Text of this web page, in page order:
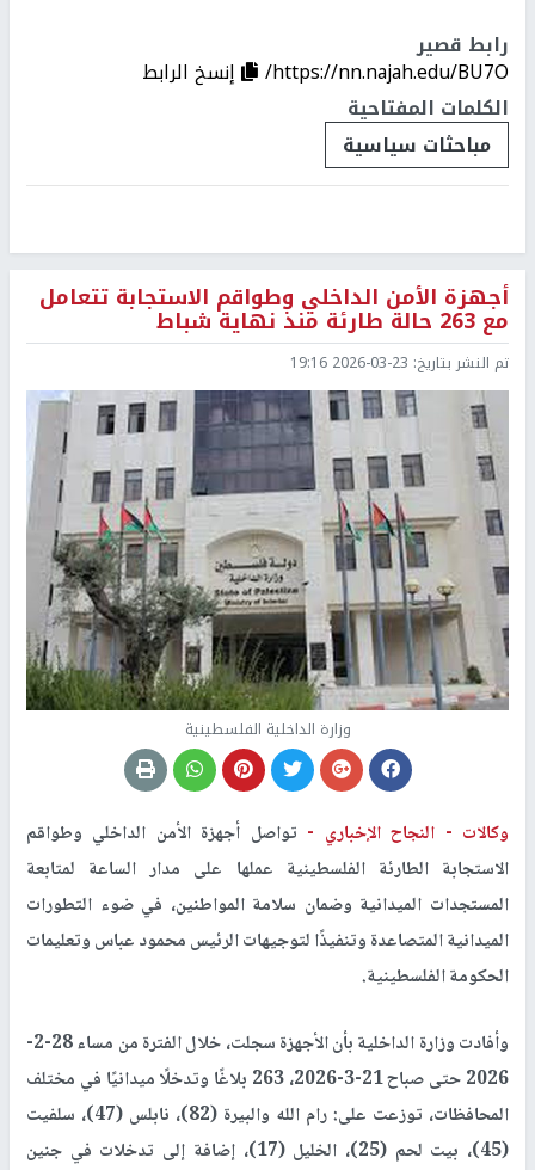
رابط قصير
https://nn.najah.edu/BU7O/
إنسخ الرابط
الكلمات المفتاحية
مباحثات سياسية
أجهزة الأمن الداخلي وطواقم الاستجابة تتعامل
مع 263 حالة طارئة منذ نهاية شباط
تم النشر بتاريخ: 2026-03-23 19:16
وزارة الداخلية الفلسطينية
وكالات - النجاح الإخباري - تواصل أجهزة الأمن الداخلي وطواقم
الاستجابة الطارئة الفلسطينية عملها على مدار الساعة لمتابعة
المستجدات الميدانية وضمان سلامة المواطنين، في ضوء التطورات
الميدانية المتصاعدة وتنفيذًا لتوجيهات الرئيس محمود عباس وتعليمات
الحكومة الفلسطينية.
وأفادت وزارة الداخلية بأن الأجهزة سجلت، خلال الفترة من مساء 28-2-
2026 حتى صباح 21-3-2026، 263 بلاغًا وتدخلًا ميدانيًا في مختلف
المحافظات، توزعت على: رام الله والبيرة (82)، نابلس (47)، سلفيت
(45)، بيت لحم (25)، الخليل (17)، إضافة إلى تدخلات في جنين